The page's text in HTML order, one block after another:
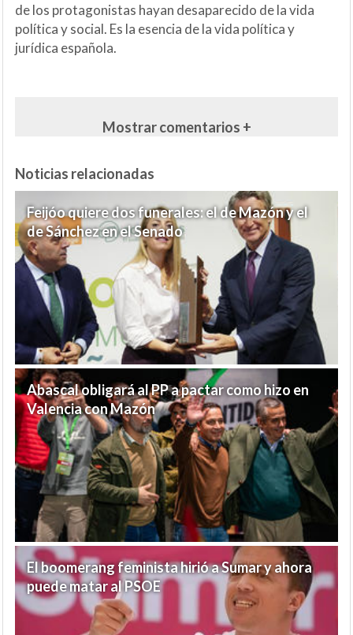
de los protagonistas hayan desaparecido de la vida
política y social. Es la esencia de la vida política y
jurídica española.
Mostrar comentarios +
Noticias relacionadas
Feijóo quiere dos funerales: el de Mazón y el
de Sánchez en el Senado
Abascal obligará al PP a pactar como hizo en
Valencia con Mazón
El boomerang feminista hirió a Sumar y ahora
puede matar al PSOE